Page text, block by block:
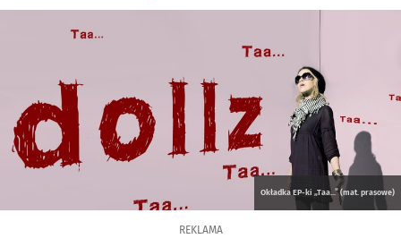
Okładka EP-ki „Taa...” (mat. prasowe)
REKLAMA